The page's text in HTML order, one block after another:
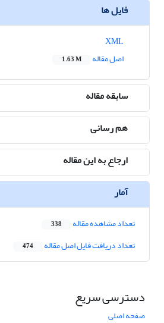
فایل ها
اصل مقاله
1.63 M
سابقه مقاله
هم رسانی
ارجاع به این مقاله
آمار
تعداد مشاهده مقاله 338
تعداد دریافت فایل اصل مقاله 474
دسترسی سریع
صفحه اصلی